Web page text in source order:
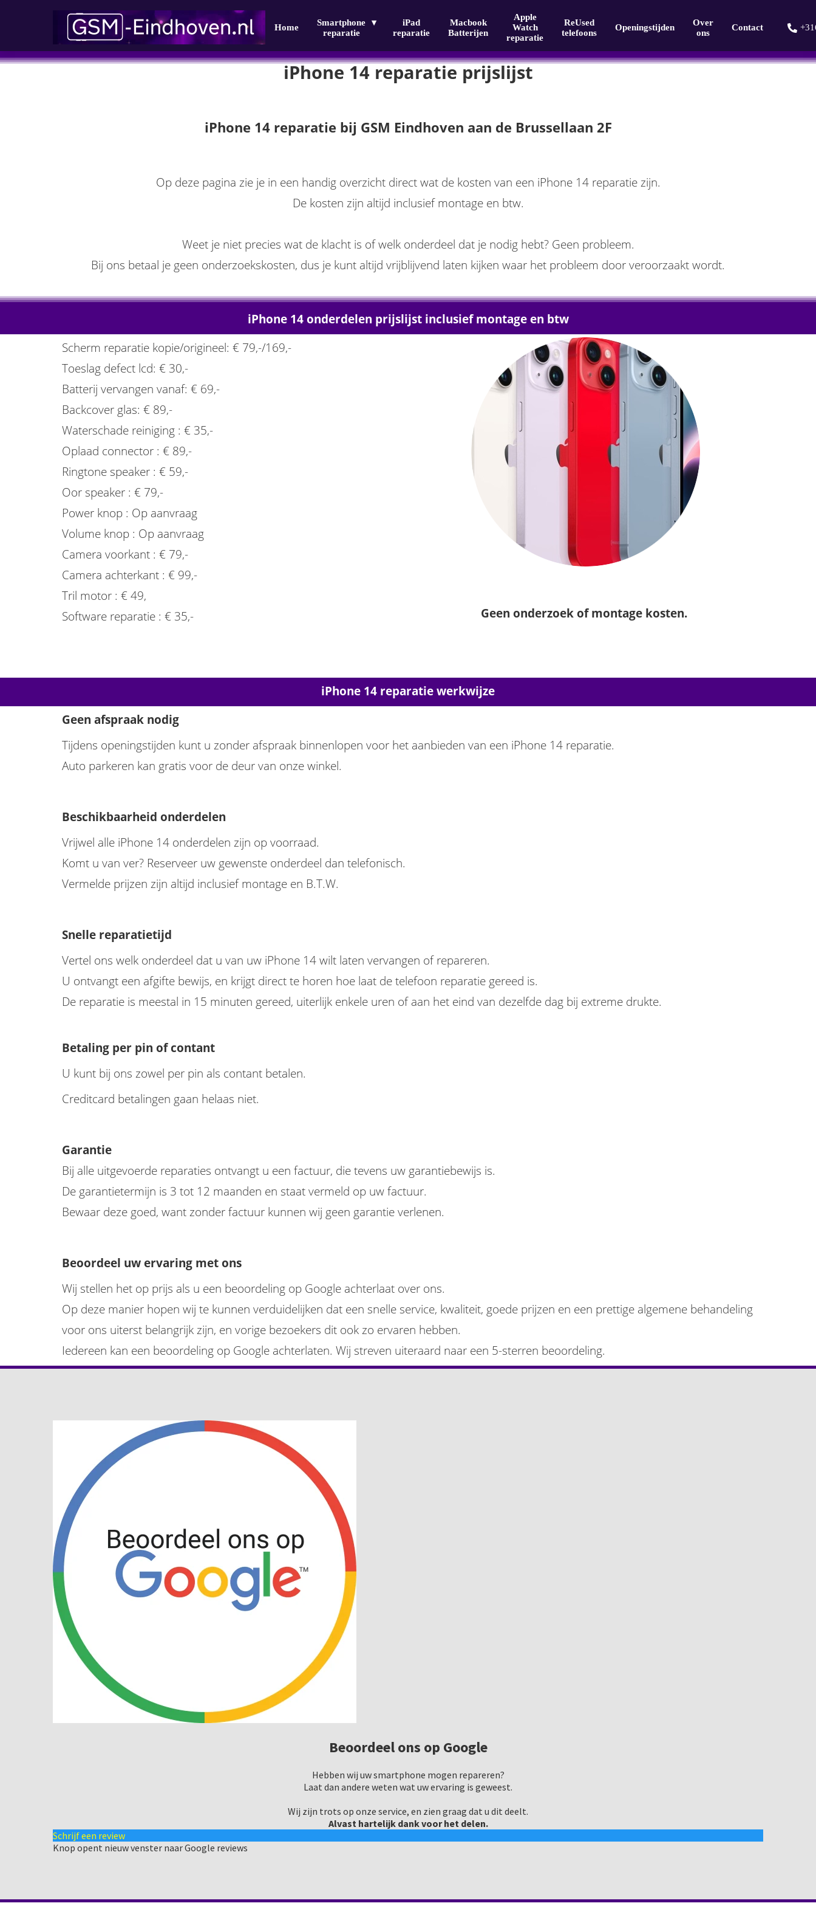
Home
Smartphone
reparatie
iPad
reparatie
Macbook
Batterijen
Apple
Watch
reparatie
ReUsed
telefoons
Openingstijden
Over
ons
Contact
iPhone 14 reparatie prijslijst
iPhone 14 reparatie bij GSM Eindhoven aan de Brussellaan 2F
Op deze pagina zie je in een handig overzicht direct wat de kosten van een iPhone 14 reparatie zijn.
De kosten zijn altijd inclusief montage en btw.
Weet je niet precies wat de klacht is of welk onderdeel dat je nodig hebt? Geen probleem.
Bij ons betaal je geen onderzoekskosten, dus je kunt altijd vrijblijvend laten kijken waar het probleem door veroorzaakt wordt.
iPhone 14 onderdelen prijslijst inclusief montage en btw
Scherm reparatie kopie/origineel: € 79,-/169,-
Toeslag defect lcd: € 30,-
Batterij vervangen vanaf: € 69,-
Backcover glas: € 89,-
Waterschade reiniging : € 35,-
Oplaad connector : € 89,-
Ringtone speaker : € 59,-
Oor speaker : € 79,-
Power knop : Op aanvraag
Volume knop : Op aanvraag
Camera voorkant : € 79,-
Camera achterkant : € 99,-
Tril motor : € 49,
Software reparatie : € 35,-
Geen onderzoek of montage kosten.
iPhone 14 reparatie werkwijze
Geen afspraak nodig
Tijdens openingstijden kunt u zonder afspraak binnenlopen voor het aanbieden van een iPhone 14 reparatie.
Auto parkeren kan gratis voor de deur van onze winkel.
Beschikbaarheid onderdelen
Vrijwel alle iPhone 14 onderdelen zijn op voorraad.
Komt u van ver? Reserveer uw gewenste onderdeel dan telefonisch.
Vermelde prijzen zijn altijd inclusief montage en B.T.W.
Snelle reparatietijd
Vertel ons welk onderdeel dat u van uw iPhone 14 wilt laten vervangen of repareren.
U ontvangt een afgifte bewijs, en krijgt direct te horen hoe laat de telefoon reparatie gereed is.
De reparatie is meestal in 15 minuten gereed, uiterlijk enkele uren of aan het eind van dezelfde dag bij extreme drukte.
Betaling per pin of contant
U kunt bij ons zowel per pin als contant betalen.
Creditcard betalingen gaan helaas niet.
Garantie
Bij alle uitgevoerde reparaties ontvangt u een factuur, die tevens uw garantiebewijs is.
De garantietermijn is 3 tot 12 maanden en staat vermeld op uw factuur.
Bewaar deze goed, want zonder factuur kunnen wij geen garantie verlenen.
Beoordeel uw ervaring met ons
Wij stellen het op prijs als u een beoordeling op Google achterlaat over ons.
Op deze manier hopen wij te kunnen verduidelijken dat een snelle service, kwaliteit, goede prijzen en een prettige algemene behandeling
voor ons uiterst belangrijk zijn, en vorige bezoekers dit ook zo ervaren hebben.
Iedereen kan een beoordeling op Google achterlaten. Wij streven uiteraard naar een 5-sterren beoordeling.
Beoordeel ons op Google
Hebben wij uw smartphone mogen repareren?
Laat dan andere weten wat uw ervaring is geweest.
Wij zijn trots op onze service, en zien graag dat u dit deelt.
Alvast hartelijk dank voor het delen.
Schrijf een review
Knop opent nieuw venster naar Google reviews